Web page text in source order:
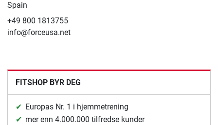
Spain
+49 800 1813755
info@forceusa.net
FITSHOP BYR DEG
Europas Nr. 1 i hjemmetrening
mer enn 4.000.000 tilfredse kunder